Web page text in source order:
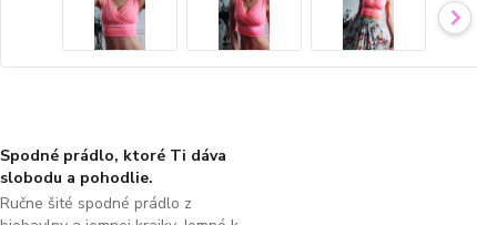
Spodné prádlo, ktoré Ti dáva
slobodu a pohodlie.
Ručne šité spodné prádlo z